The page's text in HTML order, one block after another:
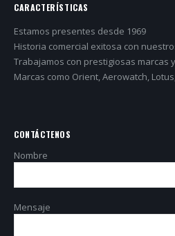
CARACTERÍSTICAS
Estamos presentes desde 1969
Historia comercial exitosa con
Trabajamos con prestigiosas marcas
Marcas como Orient, Aerowatch,
CONTÁCTENOS
Nombre
Mensaje